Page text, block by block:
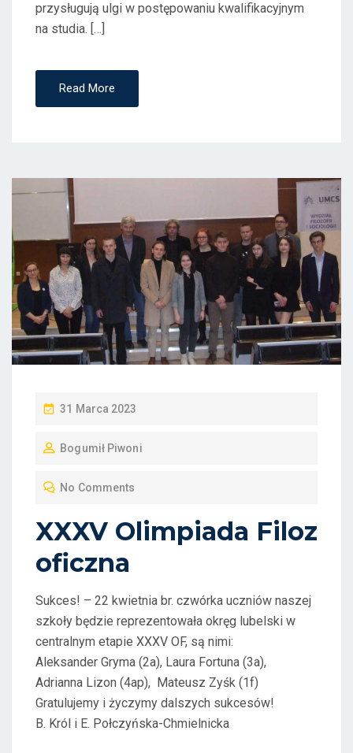
przysługują ulgi w postępowaniu kwalifikacyjnym
na studia. […]
Read More
P
S
O
N
31 Marca 2023
Bogumił Piwoni
No Comments
XXXV Olimpiada Filoz
oficzna
Sukces! – 22 kwietnia br. czwórka uczniów naszej
szkoły będzie reprezentowała okręg lubelski w
centralnym etapie XXXV OF, są nimi:
Aleksander Gryma (2a), Laura Fortuna (3a),
Adrianna Lizon (4ap), Mateusz Zyśk (1f)
Gratulujemy i życzymy dalszych sukcesów!
B. Król i E. Połczyńska-Chmielnicka